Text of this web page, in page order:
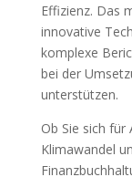
Effizienz. Das
innovative
komplexe
bei der
unterstützen.
Ob Sie sich
Klimawandel